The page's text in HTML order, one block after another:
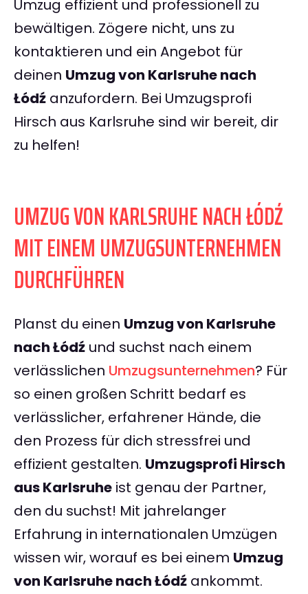
Umzug effizient und professionell zu
bewältigen. Zögere nicht, uns zu
kontaktieren und ein Angebot für
deinen Umzug von Karlsruhe nach
Łódź anzufordern. Bei Umzugsprofi
Hirsch aus Karlsruhe sind wir bereit, dir
zu helfen!
UMZUG VON KARLSRUHE NACH ŁÓDŹ
MIT EINEM UMZUGSUNTERNEHMEN
DURCHFÜHREN
Planst du einen Umzug von Karlsruhe
nach Łódź und suchst nach einem
verlässlichen Umzugsunternehmen? Für
so einen großen Schritt bedarf es
verlässlicher, erfahrener Hände, die
den Prozess für dich stressfrei und
effizient gestalten. Umzugsprofi Hirsch
aus Karlsruhe ist genau der Partner,
den du suchst! Mit jahrelanger
Erfahrung in internationalen Umzügen
wissen wir, worauf es bei einem Umzug
von Karlsruhe nach Łódź ankommt.